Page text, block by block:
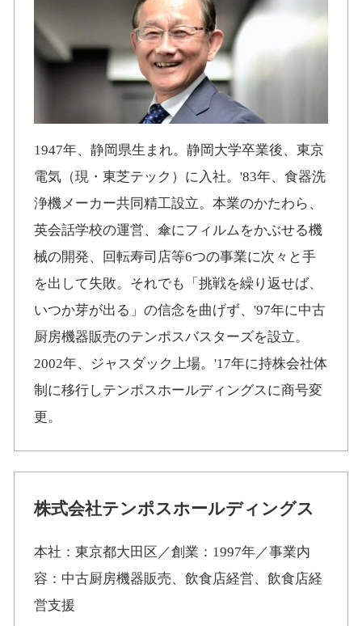
1947年、静岡県生まれ。静岡大学卒業後、東京
電気（現・東芝テック）に入社。'83年、食器洗
浄機メーカー共同精工設立。本業のかたわら、
英会話学校の運営、傘にフィルムをかぶせる機
械の開発、回転寿司店等6つの事業に次々と手
を出して失敗。それでも「挑戦を繰り返せば、
いつか芽が出る」の信念を曲げず、'97年に中古
厨房機器販売のテンポスバスターズを設立。
2002年、ジャスダック上場。'17年に持株会社体
制に移行しテンポスホールディングスに商号変
更。
株式会社テンポスホールディングス
本社：東京都大田区／創業：1997年／事業内
容：中古厨房機器販売、飲食店経営、飲食店経
営支援